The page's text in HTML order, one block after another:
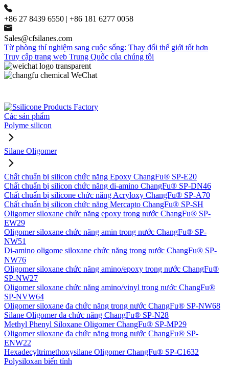
+86 27 8439 6550 | +86 181 6277 0058
Sales@cfsilanes.com
Từ phòng thí nghiệm sang cuộc sống: Thay đổi thế giới tốt hơn
Truy cập trang web Trung Quốc của chúng tôi
Các sản phẩm
Polyme silicon
Silane Oligomer
Chất chuẩn bị silicon chức năng Epoxy ChangFu® SP-E20
Chất chuẩn bị silicon chức năng di-amino ChangFu® SP-DN46
Chất chuẩn bị silicone chức năng Acryloxy ChangFu® SP-A70
Chất chuẩn bị silicon chức năng Mercapto ChangFu® SP-SH
Oligomer siloxane chức năng epoxy trong nước ChangFu® SP-
EW29
Oligomer siloxane chức năng amin trong nước ChangFu® SP-
NW51
Di-amino oligome siloxane chức năng trong nước ChangFu® SP-
NW76
Oligomer siloxane chức năng amino/epoxy trong nước ChangFu®
SP-NW27
Oligomer siloxane chức năng amino/vinyl trong nước ChangFu®
SP-NVW64
Oligomer siloxane đa chức năng trong nước ChangFu® SP-NW68
Silane Oligomer đa chức năng ChangFu® SP-N28
Methyl Phenyl Siloxane Oligomer ChangFu® SP-MP29
Oligomer siloxane đa chức năng trong nước ChangFu® SP-
ENW22
Hexadecyltrimethoxysilane Oligomer ChangFu® SP-C1632
Polysiloxan biến tính